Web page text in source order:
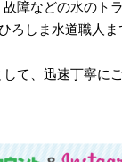
障などの水のト
ろしま水道職人
て、迅速丁寧に